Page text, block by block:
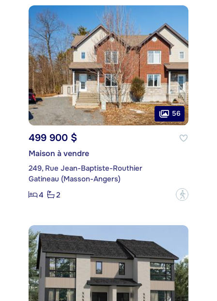
56
499 900 $
Maison à vendre
249, Rue Jean-Baptiste-Routhier
Gatineau (Masson-Angers)
4
2 ?